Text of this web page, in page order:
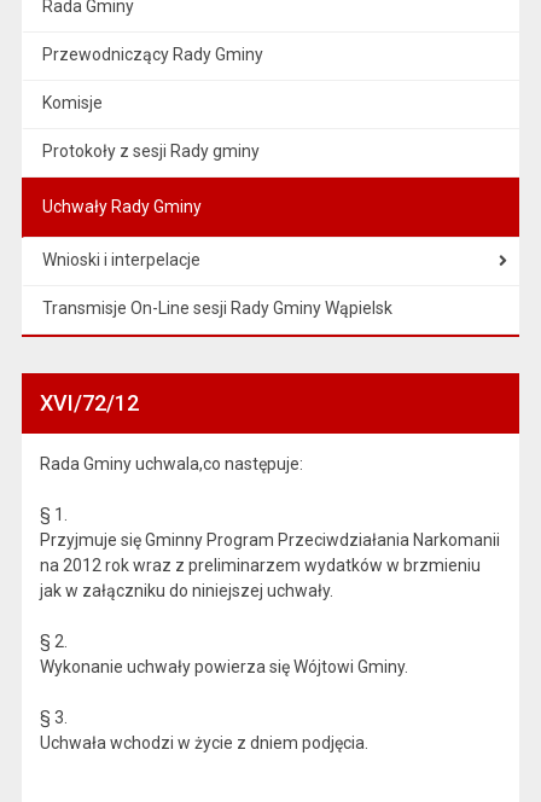
Rada Gminy
Przewodniczący Rady Gminy
Komisje
Protokoły z sesji Rady gminy
Uchwały Rady Gminy
Wnioski i interpelacje
Transmisje On-Line sesji Rady Gminy Wąpielsk
XVI/72/12
Rada Gminy uchwala,co następuje:
§ 1.
Przyjmuje się Gminny Program Przeciwdziałania Narkomanii
na 2012 rok wraz z preliminarzem wydatków w brzmieniu
jak w załączniku do niniejszej uchwały.
§ 2.
Wykonanie uchwały powierza się Wójtowi Gminy.
§ 3.
Uchwała wchodzi w życie z dniem podjęcia.